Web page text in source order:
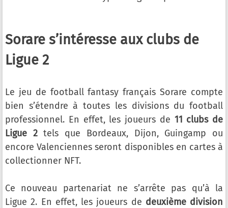
Sorare s’intéresse aux clubs de
Ligue 2
Le jeu de football fantasy français Sorare compte
bien s’étendre à toutes les divisions du football
professionnel. En effet, les joueurs de 11 clubs de
Ligue 2tels que Bordeaux, Dijon, Guingamp ou
encore Valenciennes seront disponibles en cartes à
collectionner NFT.
Ce nouveau partenariat ne s’arrête pas qu’à la
Ligue 2. En effet, les joueurs de deuxième division